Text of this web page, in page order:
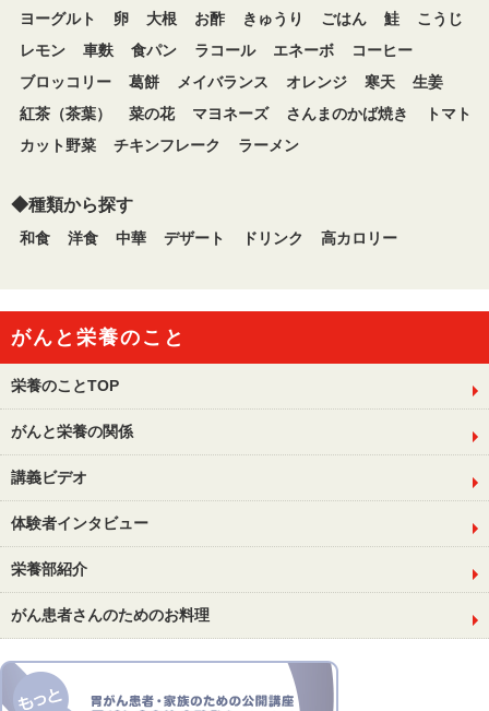
ヨーグルト
卵 大根 お酢 きゅうり ごはん 鮭
こうじ
レモン
車麩 食パン ラコール エネーボ
コーヒー
ブロッコリー
葛餅 メイバランス オレンジ 寒天
生姜
紅茶（茶葉）
菜の花 マヨネーズ さんまのかば焼き
トマト
カット野菜
チキンフレーク ラーメン
◆種類から探す
和食 洋食 中華 デザート ドリンク 高カロリー
がんと栄養のこと
栄養のことTOP
がんと栄養の関係
講義ビデオ
体験者インタビュー
栄養部紹介
がん患者さんのためのお料理